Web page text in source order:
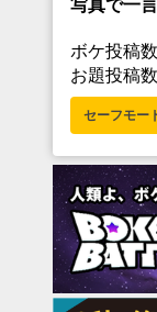
写真で一
ボケ投稿数
お題投稿数
セーフモー